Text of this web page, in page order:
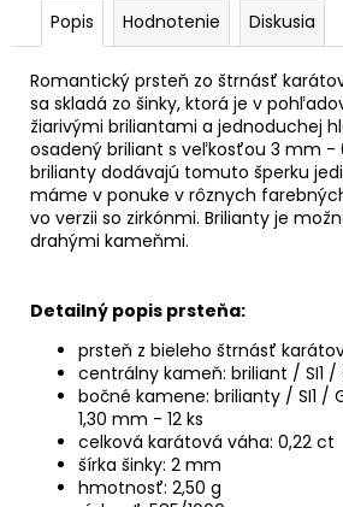
Popis Hodnotenie Diskusia
Romantický prsteň zo štrnásť
sa skladá zo šinky, ktorá je v
žiarivými briliantami a jednoduchej
osadený briliant s veľkosťou 3 mm -
brilianty dodávajú tomuto šperku
máme v ponuke v rôznych
vo verzii so zirkónmi. Brilianty je
drahými kameňmi.
Detailný popis prsteňa:
prsteň z bieleho štrnásť
centrálny kameň: briliant / SI1 /
bočné kamene: brilianty / SI1
1,30 mm - 12 ks
celková karátová váha: 0,22 ct
šírka šinky: 2 mm
hmotnosť: 2,50 g